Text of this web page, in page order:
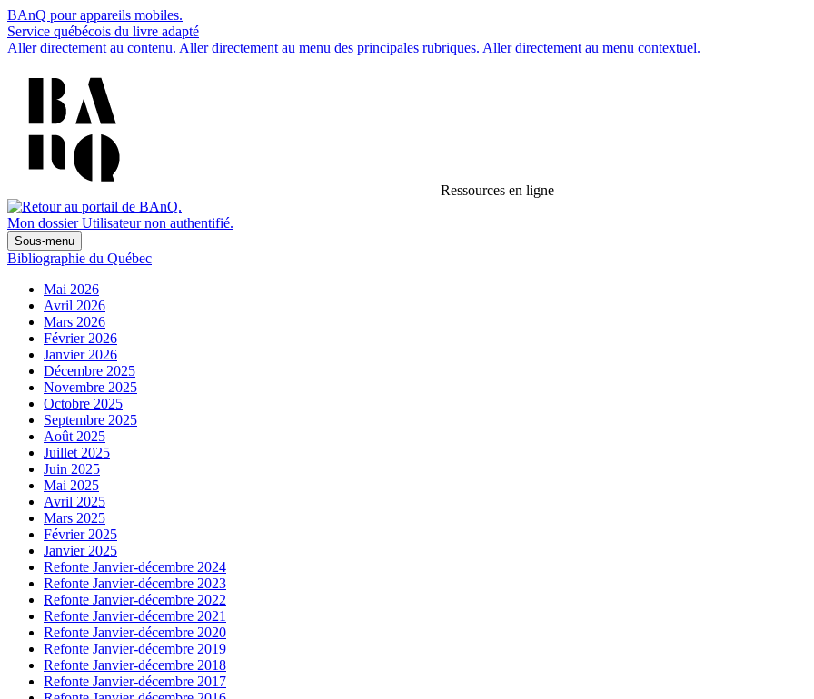
BAnQ pour appareils mobiles.
Service québécois du livre adapté
Aller directement au contenu. Aller directement au menu des principales rubriques. Aller directement au menu contextuel.
Ressources en ligne
Mon dossier Utilisateur non authentifié.
Sous-menu
Bibliographie du Québec
Mai 2026
Avril 2026
Mars 2026
Février 2026
Janvier 2026
Décembre 2025
Novembre 2025
Octobre 2025
Septembre 2025
Août 2025
Juillet 2025
Juin 2025
Mai 2025
Avril 2025
Mars 2025
Février 2025
Janvier 2025
Refonte Janvier-décembre 2024
Refonte Janvier-décembre 2023
Refonte Janvier-décembre 2022
Refonte Janvier-décembre 2021
Refonte Janvier-décembre 2020
Refonte Janvier-décembre 2019
Refonte Janvier-décembre 2018
Refonte Janvier-décembre 2017